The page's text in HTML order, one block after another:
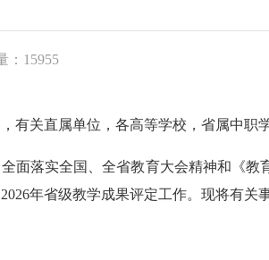
：15955
有关直属单位，各高等学校，省属中职
落实全国、全省教育大会精神和《教
年省级教学成果评定工作。现将有关